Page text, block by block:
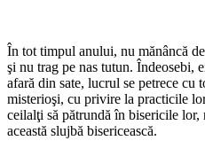
În tot timpul anului, nu mănâncă
şi nu trag pe nas tutun. Îndeosebi,
afară din sate, lucrul se petrece cu
misterioşi, cu privire la practicile
ceilalţi să pătrundă în bisericile lor,
această slujbă bisericească.